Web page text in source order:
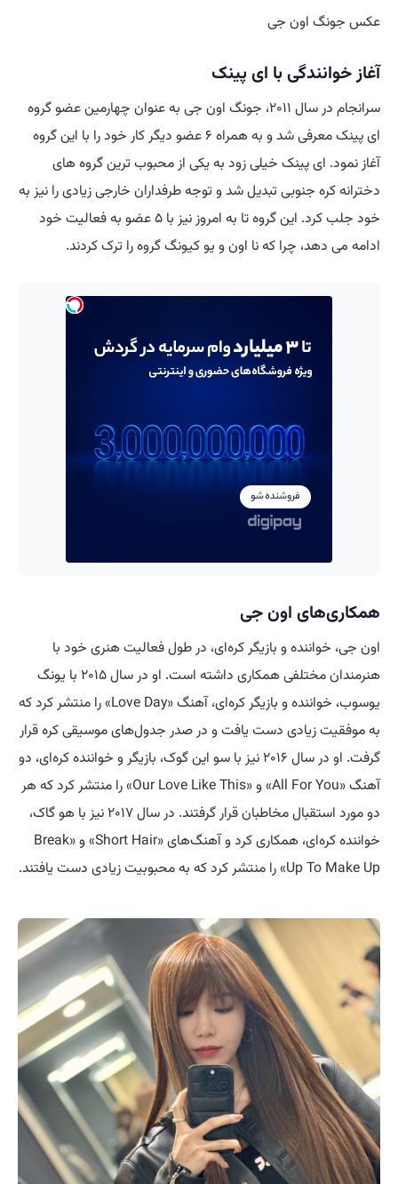
عکس جونگ اون جی
آغاز خوانندگی با ای پینک
سرانجام در سال ۲۰۱۱، جونگ اون جی به عنوان چهارمین عضو گروه
ای پینک معرفی شد و به همراه ۶ عضو دیگر کار خود را با این گروه
آغاز نمود. ای پینک خیلی زود به یکی از محبوب ترین گروه های
دخترانه کره جنوبی تبدیل شد و توجه طرفداران خارجی زیادی را نیز به
خود جلب کرد. این گروه تا به امروز نیز با ۵ عضو به فعالیت خود
ادامه می دهد، چرا که نا اون و یو کیونگ گروه را ترک کردند.
همکاری‌های اون جی
اون جی، خواننده و بازیگر کره‌ای، در طول فعالیت هنری خود با
هنرمندان مختلفی همکاری داشته است. او در سال ۲۰۱۵ با یونگ
یوسوب، خواننده و بازیگر کره‌ای، آهنگ «Love Day» را منتشر کرد که
به موفقیت زیادی دست یافت و در صدر جدول‌های موسیقی کره قرار
گرفت. او در سال ۲۰۱۶ نیز با سو این گوک، بازیگر و خواننده کره‌ای، دو
آهنگ «All For You» و «Our Love Like This» را منتشر کرد که هر
دو مورد استقبال مخاطبان قرار گرفتند. در سال ۲۰۱۷ نیز با هو گاک،
خواننده کره‌ای، همکاری کرد و آهنگ‌های «Short Hair» و «Break
Up To Make Up» را منتشر کرد که به محبوبیت زیادی دست یافتند.